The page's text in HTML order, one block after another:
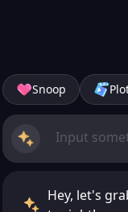
Snoop
Hey, let's